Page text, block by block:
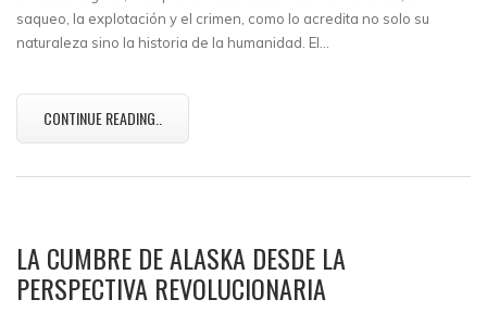
saqueo, la explotación y el crimen, como lo acredita no solo su
naturaleza sino la historia de la humanidad. El…
CONTINUE READING..
LA CUMBRE DE ALASKA DESDE LA
PERSPECTIVA REVOLUCIONARIA